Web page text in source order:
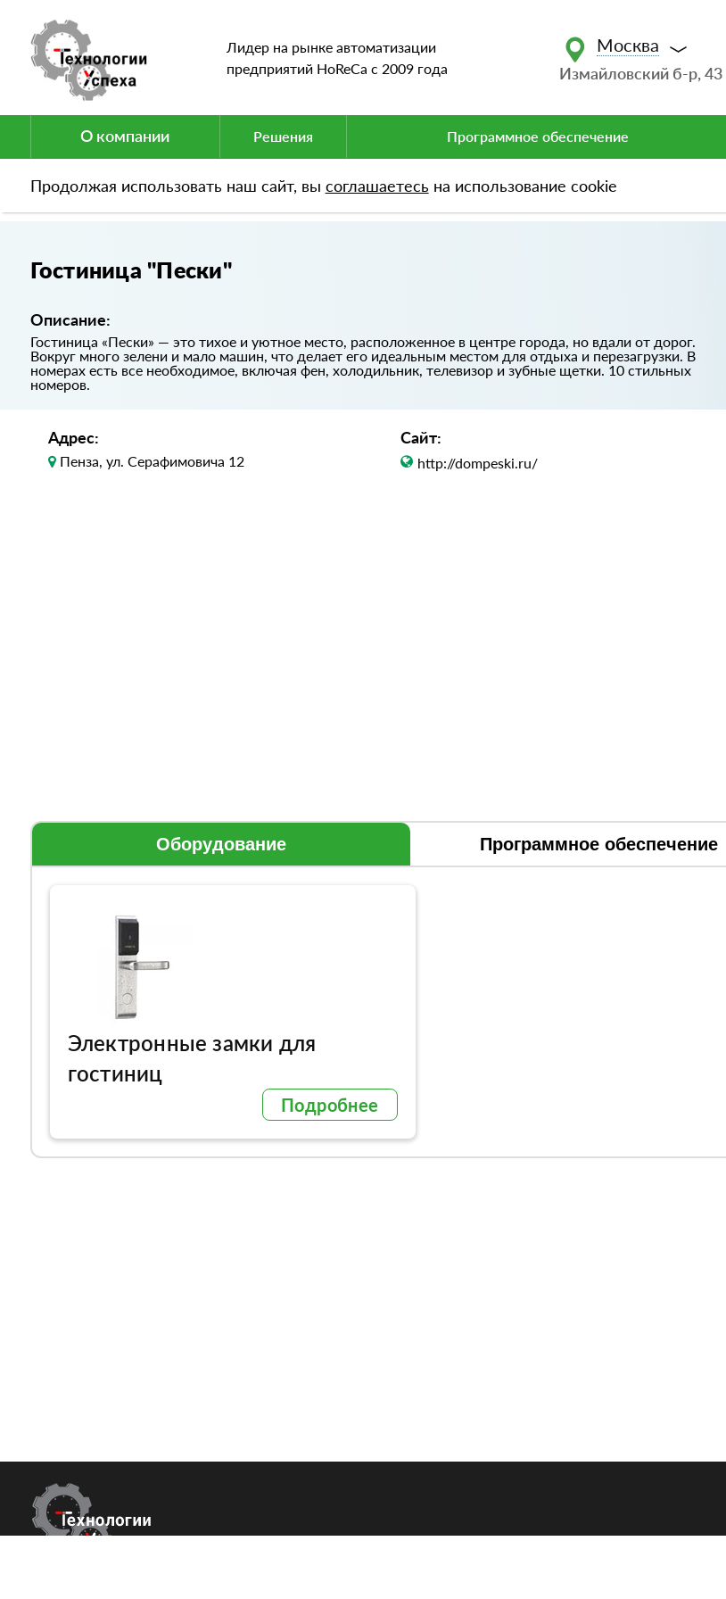
Лидер на рынке автоматизации
предприятий HoReCa c 2009 года
Москва
Измайловский б-р, 43
О компании Решения Программное обеспечение
Продолжая использовать наш сайт, вы соглашаетесь на использование cookie
Портфолио Гостиница "Пески"
Гостиница "Пески"
Описание:
Гостиница «Пески» — это тихое и уютное место, расположенное в центре города, но вдали от дорог.
Вокруг много зелени и мало машин, что делает его идеальным местом для отдыха и перезагрузки. В
номерах есть все необходимое, включая фен, холодильник, телевизор и зубные щетки. 10 стильных
номеров.
Адрес:
Пенза, ул. Серафимовича 12
Сайт:
http://dompeski.ru/
Оборудование Программное обеспечение
Электронные замки для
гостиниц
Подробнее